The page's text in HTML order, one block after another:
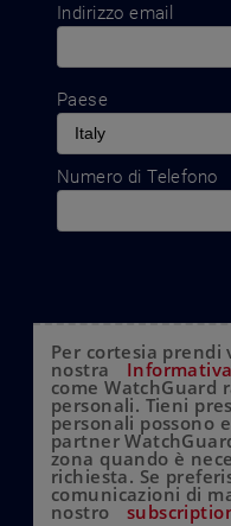
Indirizzo email
Paese
Numero di Telefono
Per cortesia prendi
nostra
come WatchGuard
personali. Tieni
personali possono
partner
zona quando è
richiesta. Se
comunicazioni di
nostro